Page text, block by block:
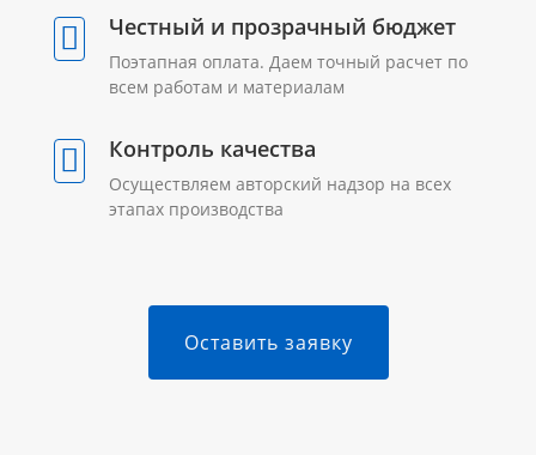
Честный и прозрачный бюджет
Поэтапная оплата. Даем точный расчет по
всем работам и материалам
Контроль качества
Осуществляем авторский надзор на всех
этапах производства
Оставить заявку